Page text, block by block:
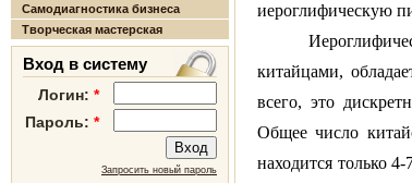
Самодиагностика бизнеса
Творческая мастерская
Вход в систему
Логин: *
Пароль: *
Запросить новый пароль
иероглифическую
китайцами,
всего, это
Общее число
находится только